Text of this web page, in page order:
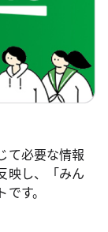
て必要な情報
映し、「みん
す。